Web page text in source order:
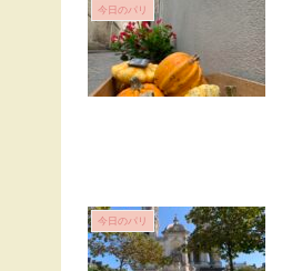
今日のパリ
今日のパリ